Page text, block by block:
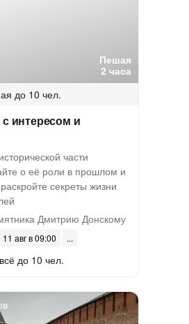
Пешая
2 часа
до 10 чел.
интересом и
части
о её роли в прошлом и
секреты жизни
Дмитрию Донскому
11 авг в 09:00
до 10 чел.